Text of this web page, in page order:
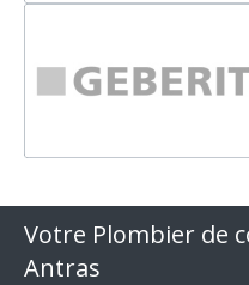
Votre Plombier de
Antras